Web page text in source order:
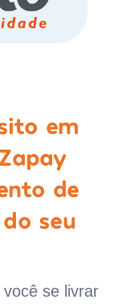
em
de
seu
se livrar